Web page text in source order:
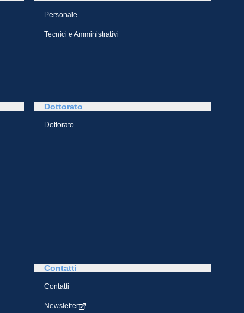
Personale
Tecnici e Amministrativi
Dottorato
Dottorato
Contatti
Contatti
Newsletter